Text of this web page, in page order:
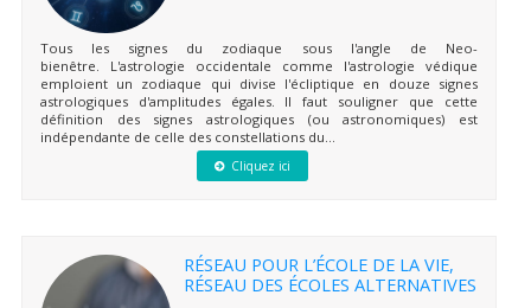
Tous les signes du zodiaque sous l'angle de Neo-
bienêtre. L'astrologie occidentale comme l'astrologie védique
emploient un zodiaque qui divise l'écliptique en douze signes
astrologiques d'amplitudes égales. Il faut souligner que cette
définition des signes astrologiques (ou astronomiques) est
indépendante de celle des constellations du...
Cliquez ici
RÉSEAU POUR L’ÉCOLE DE LA VIE,
RÉSEAU DES ÉCOLES ALTERNATIVES